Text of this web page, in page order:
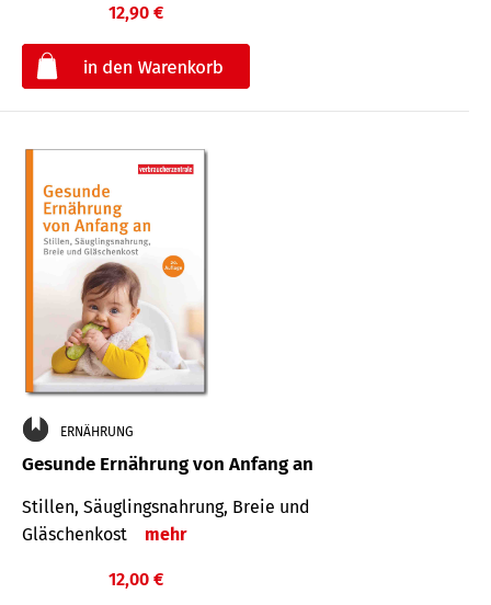
12,90 €
ERNÄHRUNG
Gesunde Ernährung von Anfang an
Stillen, Säuglingsnahrung, Breie und
Gläschenkost
mehr
12,00 €